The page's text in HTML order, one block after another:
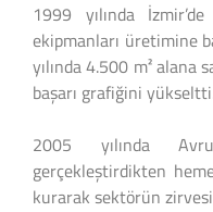
1999 yılında
ekipmanları üretimine
yılında 4.500 m² alana
başarı grafiğini
2005 yılında
gerçekleştirdikten
kurarak sektörün